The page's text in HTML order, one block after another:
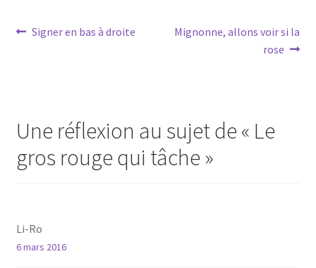
Navigation
Article
Signer en bas à droite
Article
Mignonne, allons voir si la
rose
Une réflexion au sujet de « Le
gros rouge qui tâche»
Li-Ro
6 mars 2016